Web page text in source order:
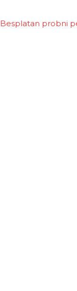
Besplatan probni